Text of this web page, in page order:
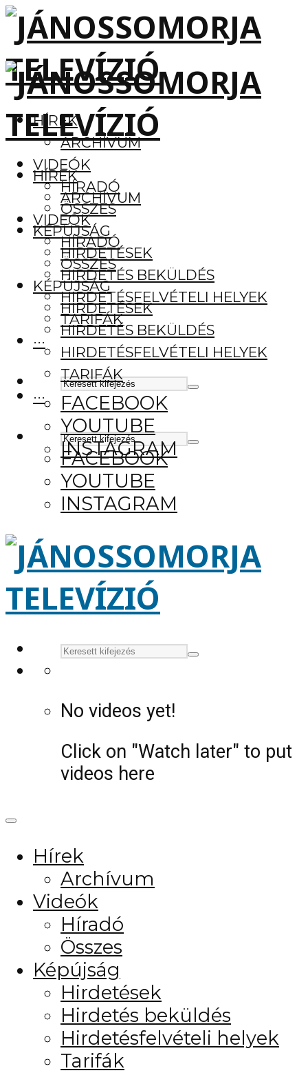
HÍREK
ARCHÍVUM
VIDEÓK
HÍRADÓ
ÖSSZES
KÉPÚJSÁG
HIRDETÉSEK
HIRDETÉS BEKÜLDÉS
HIRDETÉSFELVÉTELI HELYEK
TARIFÁK
···
FACEBOOK
YOUTUBE
INSTAGRAM
HÍREK
ARCHÍVUM
VIDEÓK
HÍRADÓ
ÖSSZES
KÉPÚJSÁG
HIRDETÉSEK
HIRDETÉS BEKÜLDÉS
HIRDETÉSFELVÉTELI HELYEK
TARIFÁK
···
FACEBOOK
YOUTUBE
INSTAGRAM
No videos yet!
Click on "Watch later" to put
videos here
Hírek
Archívum
Videók
Híradó
Összes
Képújság
Hirdetések
Hirdetés beküldés
Hirdetésfelvételi helyek
Tarifák